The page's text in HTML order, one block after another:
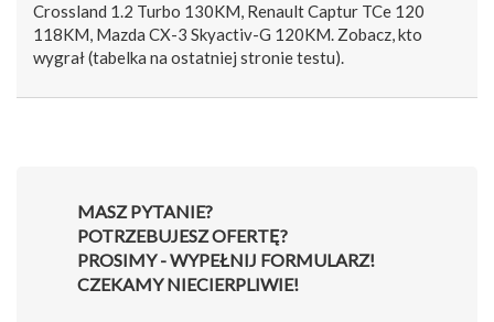
Crossland 1.2 Turbo 130KM, Renault Captur TCe 120
118KM, Mazda CX-3 Skyactiv-G 120KM. Zobacz, kto
wygrał (tabelka na ostatniej stronie testu).
MASZ PYTANIE?
POTRZEBUJESZ OFERTĘ?
PROSIMY - WYPEŁNIJ FORMULARZ!
CZEKAMY NIECIERPLIWIE!